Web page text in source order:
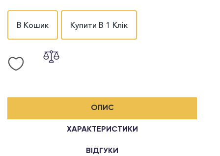
В Кошик Купити В 1 Клік
ОПИС
ХАРАКТЕРИСТИКИ
ВІДГУКИ